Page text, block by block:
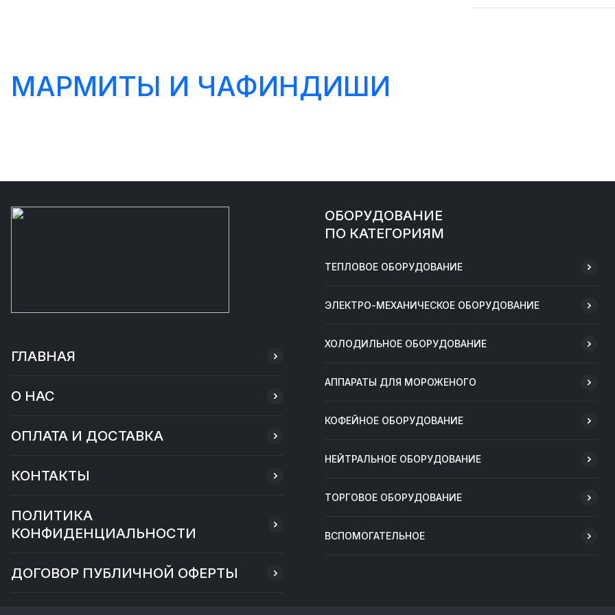
МАРМИТЫ И ЧАФИНДИШИ
ГЛАВНАЯ
О НАС
ОПЛАТА И ДОСТАВКА
КОНТАКТЫ
ПОЛИТИКА
КОНФИДЕНЦИАЛЬНОСТИ
ДОГОВОР ПУБЛИЧНОЙ ОФЕРТЫ
ОБОРУДОВАНИЕ
ПО КАТЕГОРИЯМ
ТЕПЛОВОЕ ОБОРУДОВАНИЕ
ЭЛЕКТРО-МЕХАНИЧЕСКОЕ ОБОРУДОВАНИЕ
ХОЛОДИЛЬНОЕ ОБОРУДОВАНИЕ
АППАРАТЫ ДЛЯ МОРОЖЕНОГО
КОФЕЙНОЕ ОБОРУДОВАНИЕ
НЕЙТРАЛЬНОЕ ОБОРУДОВАНИЕ
ТОРГОВОЕ ОБОРУДОВАНИЕ
ВСПОМОГАТЕЛЬНОЕ